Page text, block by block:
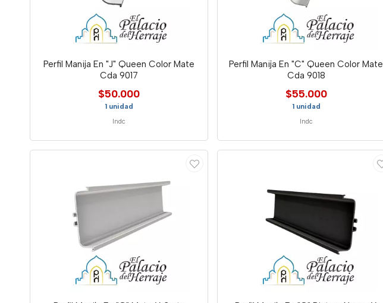
Perfil Manija En "J" Queen Color Mate
Cda 9017
$50.000
1 unidad
Indc
Perfil Manija En "C" Queen Color Mate
Cda 9018
$55.000
1 unidad
Indc